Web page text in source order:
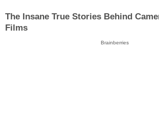
The Insane True Stories Behind
Films
Brainberries